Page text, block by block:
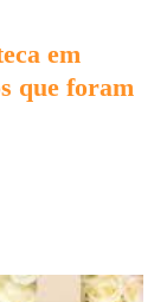
em
que foram